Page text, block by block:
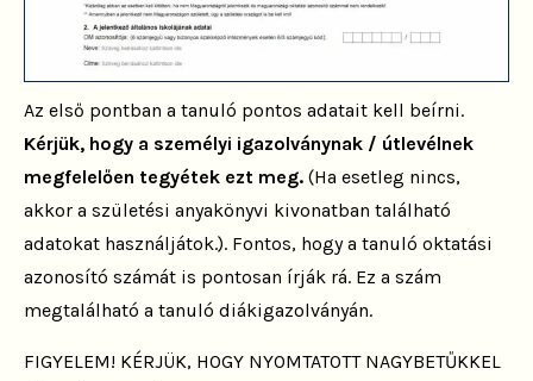
Az első pontban a tanuló pontos adatait kell beírni.
Kérjük, hogy a személyi igazolványnak / útlevélnek
megfelelően tegyétek ezt meg. (Ha esetleg nincs,
akkor a születési anyakönyvi kivonatban található
adatokat használjátok.). Fontos, hogy a tanuló oktatási
azonosító számát is pontosan írják rá. Ez a szám
megtalálható a tanuló diákigazolványán.
FIGYELEM! KÉRJÜK, HOGY NYOMTATOTT NAGYBETŰKKEL